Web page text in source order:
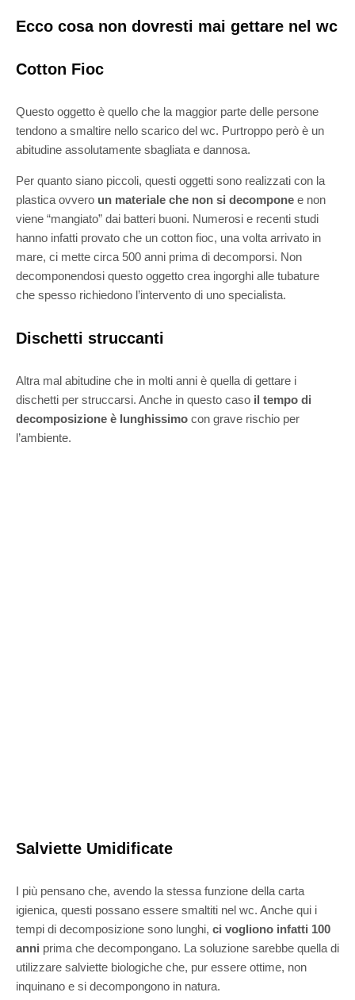
Ecco cosa non dovresti mai gettare nel wc
Cotton Fioc
Questo oggetto è quello che la maggior parte delle persone
tendono a smaltire nello scarico del wc. Purtroppo però è un
abitudine assolutamente sbagliata e dannosa.
Per quanto siano piccoli, questi oggetti sono realizzati con la
plastica ovvero un materiale che non si decompone e non
viene “mangiato” dai batteri buoni. Numerosi e recenti studi
hanno infatti provato che un cotton fioc, una volta arrivato in
mare, ci mette circa 500 anni prima di decomporsi. Non
decomponendosi questo oggetto crea ingorghi alle tubature
che spesso richiedono l’intervento di uno specialista.
Dischetti struccanti
Altra mal abitudine che in molti anni è quella di gettare i
dischetti per struccarsi. Anche in questo caso il tempo di
decomposizione è lunghissimo con grave rischio per
l’ambiente.
Salviette Umidificate
I più pensano che, avendo la stessa funzione della carta
igienica, questi possano essere smaltiti nel wc. Anche qui i
tempi di decomposizione sono lunghi, ci vogliono infatti 100
anni prima che decompongano. La soluzione sarebbe quella di
utilizzare salviette biologiche che, pur essere ottime, non
inquinano e si decompongono in natura.